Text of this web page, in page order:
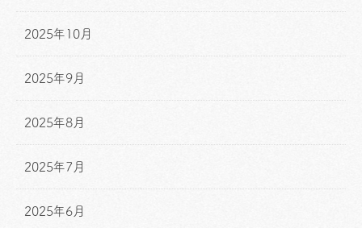
2025年10月
2025年9月
2025年8月
2025年7月
2025年6月